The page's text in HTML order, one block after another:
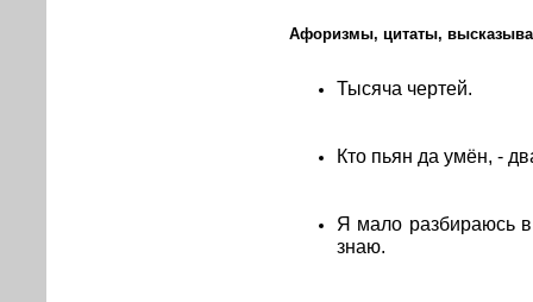
Афоризмы, цитаты,
Тысяча чертей.
Кто пьян да умён, -
Я мало разбираюсь в
знаю.